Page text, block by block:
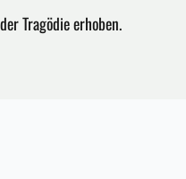
Tragödie erhoben.